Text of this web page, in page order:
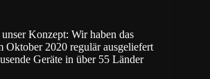
Konzept: Wir haben das
Oktober 2020 regulär ausgeliefert
Geräte in über 55 Länder